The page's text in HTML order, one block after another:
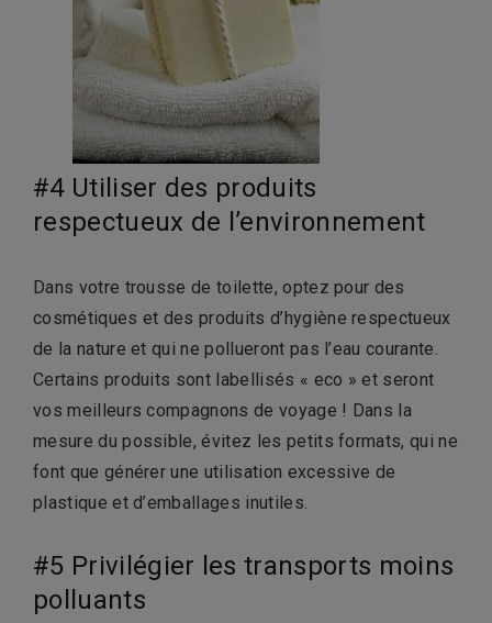
#4 Utiliser des produits
respectueux de l’environnement
Dans votre trousse de toilette, optez pour des
cosmétiques et des produits d’hygiène respectueux
de la nature et qui ne pollueront pas l’eau courante.
Certains produits sont labellisés « eco » et seront
vos meilleurs compagnons de voyage ! Dans la
mesure du possible, évitez les petits formats, qui ne
font que générer une utilisation excessive de
plastique et d’emballages inutiles.
#5 Privilégier les transports moins
polluants